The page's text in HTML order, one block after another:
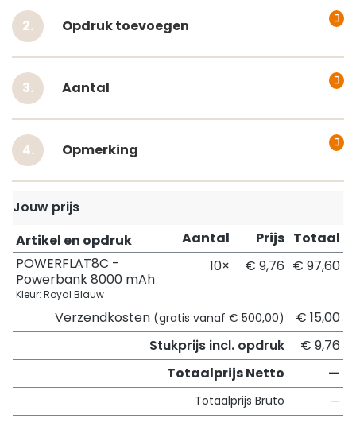
Opdruk toevoegen
Aantal
Opmerking
Jouw prijs
Artikel en opdruk
Aantal Prijs Totaal
POWERFLAT8C -
Powerbank 8000 mAh
Kleur: Royal Blauw
10× € 9,76 € 97,60
Verzendkosten (gratis vanaf € 500,00)
€ 15,00
Stukprijs incl. opdruk
€ 9,76
Totaalprijs Netto
—
Totaalprijs Bruto —